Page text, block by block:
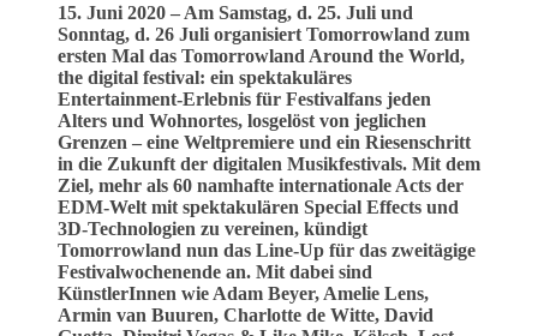
15. Juni 2020 – Am Samstag, d. 25. Juli und
Sonntag, d. 26 Juli organisiert Tomorrowland zum
ersten Mal das Tomorrowland Around the World,
the digital festival: ein spektakuläres
Entertainment-Erlebnis für Festivalfans jeden
Alters und Wohnortes, losgelöst von jeglichen
Grenzen – eine Weltpremiere und ein Riesenschritt
in die Zukunft der digitalen Musikfestivals. Mit dem
Ziel, mehr als 60 namhafte internationale Acts der
EDM-Welt mit spektakulären Special Effects und
3D-Technologien zu vereinen, kündigt
Tomorrowland nun das Line-Up für das zweitägige
Festivalwochenende an. Mit dabei sind
KünstlerInnen wie Adam Beyer, Amelie Lens,
Armin van Buuren, Charlotte de Witte, David